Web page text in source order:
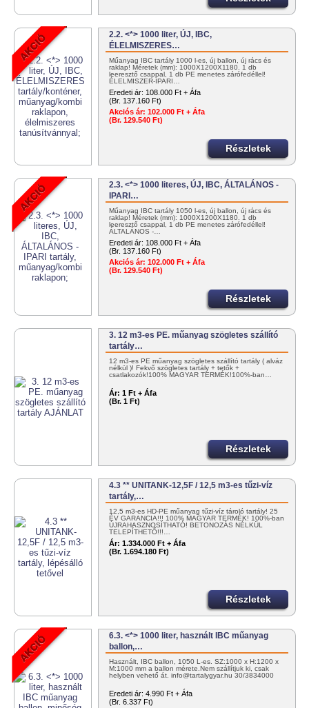
2.2. <*> 1000 liter, ÚJ, IBC,
ÉLELMISZERES…
Műanyag IBC tartály 1000 l-es, új ballon, új rács és
raklap! Méretek (mm): 1000X1200X1180. 1 db
leeresztő csappal, 1 db PE menetes zárófedéllel!
ÉLELMISZER-IPARI…
Eredeti ár: 108.000 Ft + Áfa
(Br. 137.160 Ft)
Akciós ár: 102.000 Ft + Áfa
(Br. 129.540 Ft)
Részletek
2.3. <*> 1000 literes, ÚJ, IBC, ÁLTALÁNOS -
IPARI…
Műanyag IBC tartály 1050 l-es, új ballon, új rács és
raklap! Méretek (mm): 1000X1200X1180. 1 db
leeresztő csappal, 1 db PE menetes zárófedéllel!
ÁLTALÁNOS -…
Eredeti ár: 108.000 Ft + Áfa
(Br. 137.160 Ft)
Akciós ár: 102.000 Ft + Áfa
(Br. 129.540 Ft)
Részletek
3. 12 m3-es PE. műanyag szögletes szállító
tartály…
12 m3-es PE műanyag szögletes szállító tartály ( alváz
nélkül )! Fekvő szögletes tartály + tetők +
csatlakozók!100% MAGYAR TERMÉK!100%-ban…
Ár: 1 Ft + Áfa
(Br. 1 Ft)
Részletek
4.3 ** UNITANK-12,5F / 12,5 m3-es tűzi-víz
tartály,…
12,5 m3-es HD-PE műanyag tűzi-víz tároló tartály! 25
ÉV GARANCIA!!! 100% MAGYAR TERMÉK! 100%-ban
ÚJRAHASZNOSÍTHATÓ! BETONOZÁS NÉLKÜL
TELEPÍTHETŐ!!!…
Ár: 1.334.000 Ft + Áfa
(Br. 1.694.180 Ft)
Részletek
6.3. <*> 1000 liter, használt IBC műanyag
ballon,…
Használt, IBC ballon, 1050 L-es. SZ:1000 x H:1200 x
M:1000 mm a ballon mérete.Nem szállítjuk ki, csak
helyben vehető át. info@tartalygyar.hu 30/3834000
Eredeti ár: 4.990 Ft + Áfa
(Br. 6.337 Ft)